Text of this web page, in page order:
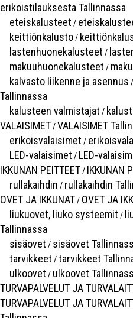
erikoistilauksesta Tallinnassa
eteiskalusteet /
keittiönkalusto/
lastenhuonekalusteet /
makuuhuonekalusteet /
kalvasto liikenne ja asennus /
Tallinnassa
kalusteen valmistajat /
VALAISIMET/VALAISIMET
erikoisvalaisimet /
LED-valaisimet / LED-
IKKUNAN PEITTEET/ IKKUNAN
rullakaihdin / rullakaihdin
OVET JA IKKUNAT/ OVET JA
liukuovet, liuko systeemit /
Tallinnassa
sisäovet / sisäovet
tarvikkeet /tarvikkeet
ulkoovet / ulkoovet
TURVAPALVELUT JA
TURVAPALVELUT JA